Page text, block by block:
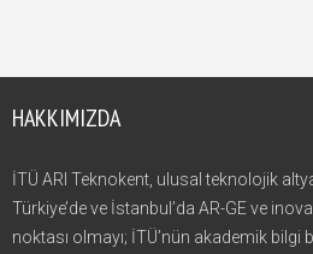
HAKKIMIZDA
İTÜ ARI Teknokent, ulusal teknolojik
Türkiye’de ve İstanbul’da AR-GE ve
noktası olmayı; İTÜ’nün akademik bilgi